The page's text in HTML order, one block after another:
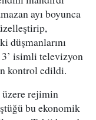
ayı boyunca
düşmanlarını
isimli televizyon
kontrol edildi.
üzere rejimin
bu ekonomik